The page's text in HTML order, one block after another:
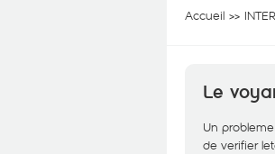
Accueil
Le
Un
de verifier